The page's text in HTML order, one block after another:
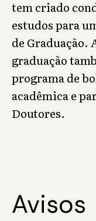
tem criado
estudos para
de Graduação.
graduação
programa de
acadêmica e
Doutores.
Avisos